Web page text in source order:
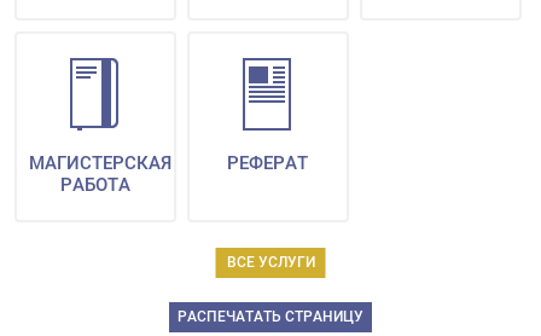
ВСЕ УСЛУГИ
МАГИСТЕРСКАЯ
РАБОТА
РЕФЕРАТ
РАСПЕЧАТАТЬ СТРАНИЦУ